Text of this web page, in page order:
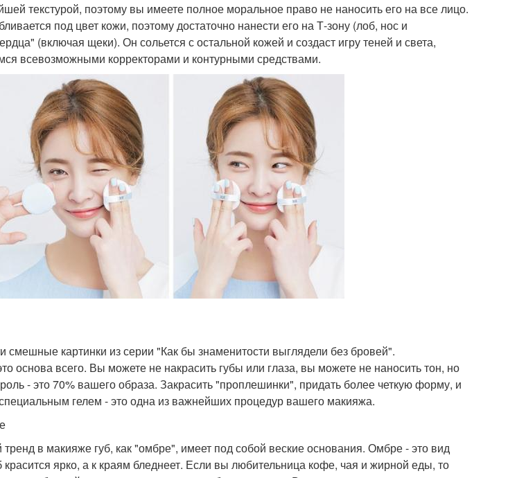
текстурой, поэтому вы имеете полное моральное право не наносить его на все лицо.
под цвет кожи, поэтому достаточно нанести его на Т-зону (лоб, нос и
(включая щеки). Он сольется с остальной кожей и создаст игру теней и света,
всевозможными корректорами и контурными средствами.
смешные картинки из серии "Как бы знаменитости выглядели без бровей".
основа всего. Вы можете не накрасить губы или глаза, вы можете не наносить тон, но
- это 70% вашего образа. Закрасить "проплешинки", придать более четкую форму, и
гелем - это одна из важнейших процедур вашего макияжа.
в макияже губ, как "омбре", имеет под собой веские основания. Омбре - это вид
красится ярко, а к краям бледнеет. Если вы любительница кофе, чая и жирной еды, то